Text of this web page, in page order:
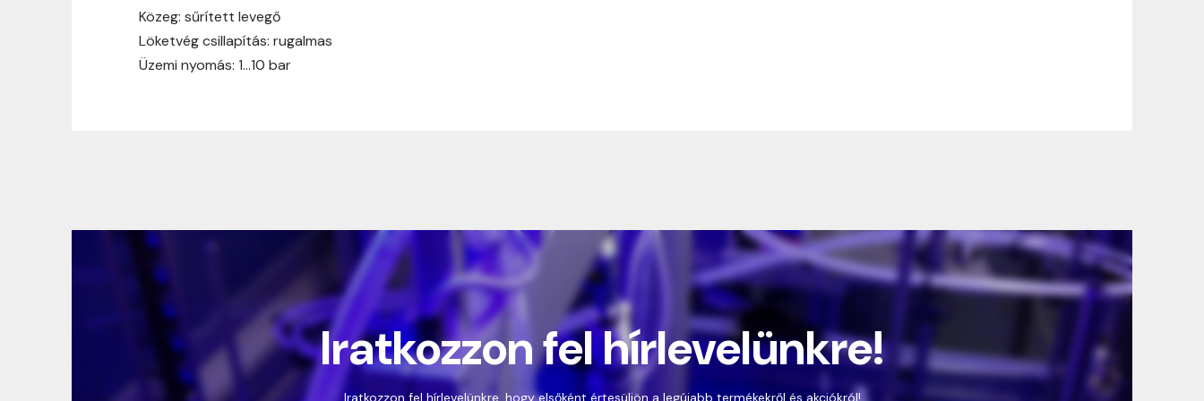
Közeg: sűrített levegő
Löketvég csillapítás: rugalmas
Üzemi nyomás: 1…10 bar
Iratkozzon fel hírlevelünkre!
Iratkozzon fel hírlevelünkre, hogy elsőként értesüljön a legújabb termékekről és akciókról!